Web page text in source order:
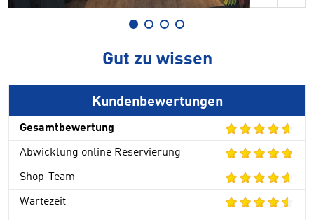
Gut zu wissen
Kundenbewertungen
Gesamtbewertung
Abwicklung online Reservierung
Shop-Team
Wartezeit